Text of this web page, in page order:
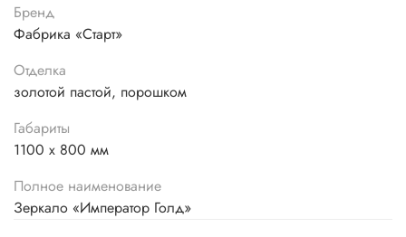
Бренд
Фабрика «Старт»
Отделка
золотой пастой, порошком
Габариты
1100 х 800 мм
Полное наименование
Зеркало «Император Голд»